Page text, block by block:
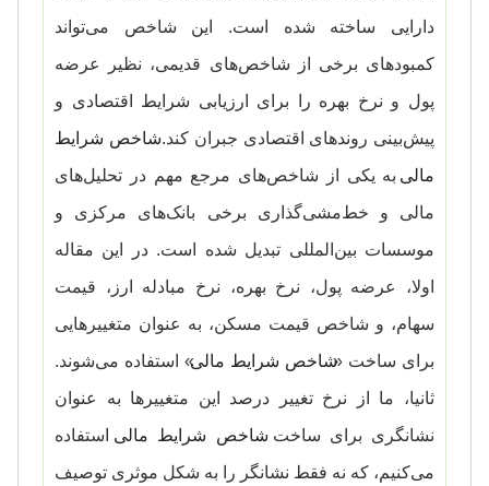
دارایی ساخته شده است. این شاخص می‌تواند
کمبودهای برخی از شاخص‌های قدیمی، نظیر عرضه
پول و نرخ بهره را برای ارزیابی شرایط اقتصادی و
پیش‌بینی روندهای اقتصادی جبران کند.شاخص شرایط
مالیبه یکی از شاخص‌های مرجع مهم در تحلیل‌های
مالی و خط‌مشی‌گذاری برخی بانک‌های مرکزی و
موسسات بین‌المللی تبدیل شده است. در این مقاله
اولا، عرضه پول، نرخ بهره، نرخ مبادله ارز، قیمت
سهام، و شاخص قیمت مسکن، به عنوان متغییرهایی
برای ساخت «شاخص شرایط مالی» استفاده می‌شوند.
ثانیا، ما از نرخ تغییر درصد این متغییرها به عنوان
نشانگری برای ساختشاخص شرایط مالیاستفاده
می‌کنیم، که نه فقط نشانگر را به شکل موثری توصیف